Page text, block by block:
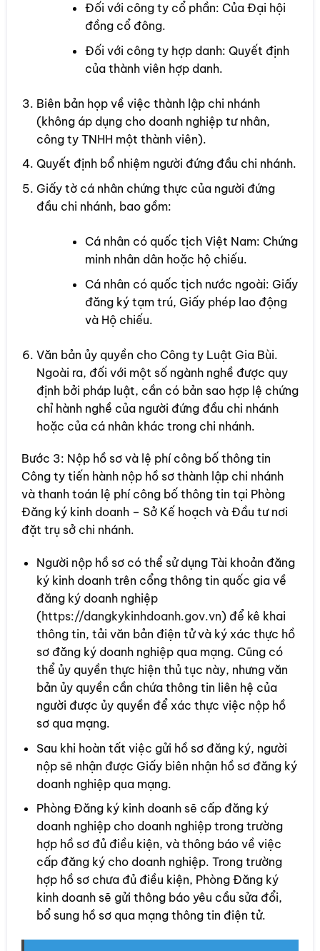
Đối với công ty cổ phần: Của Đại hội
đồng cổ đông.
Đối với công ty hợp danh: Quyết định
của thành viên hợp danh.
Biên bản họp về việc thành lập chi nhánh
(không áp dụng cho doanh nghiệp tư nhân,
công ty TNHH một thành viên).
Quyết định bổ nhiệm người đứng đầu chi nhánh.
Giấy tờ cá nhân chứng thực của người đứng
đầu chi nhánh, bao gồm:
Cá nhân có quốc tịch Việt Nam: Chứng
minh nhân dân hoặc hộ chiếu.
Cá nhân có quốc tịch nước ngoài: Giấy
đăng ký tạm trú, Giấy phép lao động
và Hộ chiếu.
Văn bản ủy quyền cho Công ty Luật Gia Bùi.
Ngoài ra, đối với một số ngành nghề được quy
định bởi pháp luật, cần có bản sao hợp lệ chứng
chỉ hành nghề của người đứng đầu chi nhánh
hoặc của cá nhân khác trong chi nhánh.
Bước 3: Nộp hồ sơ và lệ phí công bố thông tin
Công ty tiến hành nộp hồ sơ thành lập chi nhánh
và thanh toán lệ phí công bố thông tin tại Phòng
Đăng ký kinh doanh – Sở Kế hoạch và Đầu tư nơi
đặt trụ sở chi nhánh.
Người nộp hồ sơ có thể sử dụng Tài khoản đăng
ký kinh doanh trên cổng thông tin quốc gia về
đăng ký doanh nghiệp
(https://dangkykinhdoanh.gov.vn) để kê khai
thông tin, tải văn bản điện tử và ký xác thực hồ
sơ đăng ký doanh nghiệp qua mạng. Cũng có
thể ủy quyền thực hiện thủ tục này, nhưng văn
bản ủy quyền cần chứa thông tin liên hệ của
người được ủy quyền để xác thực việc nộp hồ
sơ qua mạng.
Sau khi hoàn tất việc gửi hồ sơ đăng ký, người
nộp sẽ nhận được Giấy biên nhận hồ sơ đăng ký
doanh nghiệp qua mạng.
Phòng Đăng ký kinh doanh sẽ cấp đăng ký
doanh nghiệp cho doanh nghiệp trong trường
hợp hồ sơ đủ điều kiện, và thông báo về việc
cấp đăng ký cho doanh nghiệp. Trong trường
hợp hồ sơ chưa đủ điều kiện, Phòng Đăng ký
kinh doanh sẽ gửi thông báo yêu cầu sửa đổi,
bổ sung hồ sơ qua mạng thông tin điện tử.